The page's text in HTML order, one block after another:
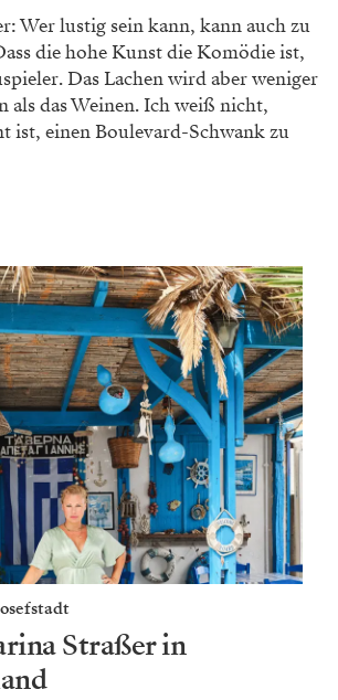
Wer lustig sein kann, kann auch zu
die hohe Kunst die Komödie ist,
Das Lachen wird aber weniger
als das Weinen. Ich weiß nicht,
ist, einen Boulevard-Schwank zu
Straßer in